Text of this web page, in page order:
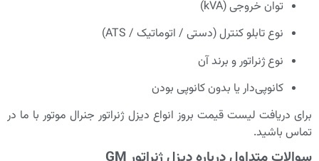
توان خروجی (kVA)
نوع تابلو کنترل (دستی / اتوماتیک / ATS)
نوع ژنراتور و برند آن
کانوپی‌دار یا بدون کانوپی بودن
برای دریافت لیست قیمت بروز انواع دیزل ژنراتور جنرال موتور با ما در
تماس باشید.